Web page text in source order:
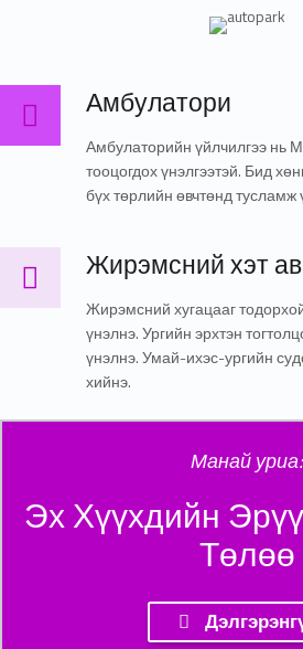
Амбулатори
Амбулатори
Амбулаторийн үйлчилгээ нь
тооцогдох үнэлгээтэй. Бид
бүх төрлийн өвчтөнд тусламж
Жирэмсний хэт авиан шинжилгээ
Жирэмсний хэт
Жирэмсний хугацааг
үнэлнэ. Ургийн эрхтэн
үнэлнэ. Умай-ихэс-ургийн
хийнэ.
Манай уриа:
Эх Хүүхдийн
Төлөө